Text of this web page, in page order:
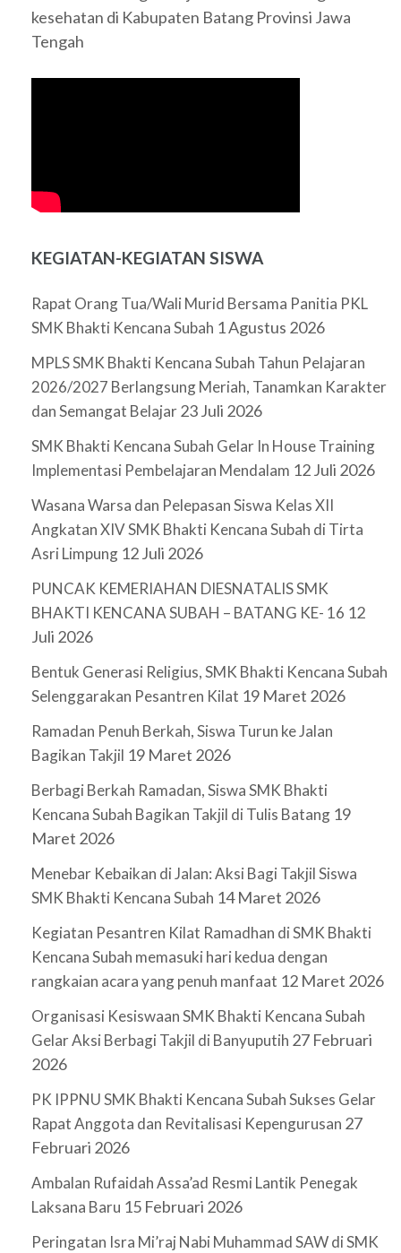
kesehatan di Kabupaten Batang Provinsi Jawa
Tengah
KEGIATAN-KEGIATAN SISWA
Rapat Orang Tua/Wali Murid Bersama Panitia PKL
SMK Bhakti Kencana Subah 1 Agustus 2026
MPLS SMK Bhakti Kencana Subah Tahun Pelajaran
2026/2027 Berlangsung Meriah, Tanamkan Karakter
dan Semangat Belajar23 Juli 2026
SMK Bhakti Kencana Subah Gelar In House Training
Implementasi Pembelajaran Mendalam 12 Juli 2026
Wasana Warsa dan Pelepasan Siswa Kelas XII
Angkatan XIV SMK Bhakti Kencana Subah di Tirta
Asri Limpung 12 Juli 2026
PUNCAK KEMERIAHAN DIESNATALIS SMK
BHAKTI KENCANA SUBAH – BATANG KE- 16 12
Juli 2026
Bentuk Generasi Religius, SMK Bhakti Kencana Subah
Selenggarakan Pesantren Kilat 19 Maret 2026
Ramadan Penuh Berkah, Siswa Turun ke Jalan
Bagikan Takjil 19 Maret 2026
Berbagi Berkah Ramadan, Siswa SMK Bhakti
Kencana Subah Bagikan Takjil di Tulis Batang 19
Maret 2026
Menebar Kebaikan di Jalan: Aksi Bagi Takjil Siswa
SMK Bhakti Kencana Subah 14 Maret 2026
Kegiatan Pesantren Kilat Ramadhan di SMK Bhakti
Kencana Subah memasuki hari kedua dengan
rangkaian acara yang penuh manfaat 12 Maret 2026
Organisasi Kesiswaan SMK Bhakti Kencana Subah
Gelar Aksi Berbagi Takjil di Banyuputih 27 Februari
2026
PK IPPNU SMK Bhakti Kencana Subah Sukses Gelar
Rapat Anggota dan Revitalisasi Kepengurusan 27
Februari 2026
Ambalan Rufaidah Assa’ad Resmi Lantik Penegak
Laksana Baru 15 Februari 2026
Peringatan Isra Mi’raj Nabi Muhammad SAW di SMK